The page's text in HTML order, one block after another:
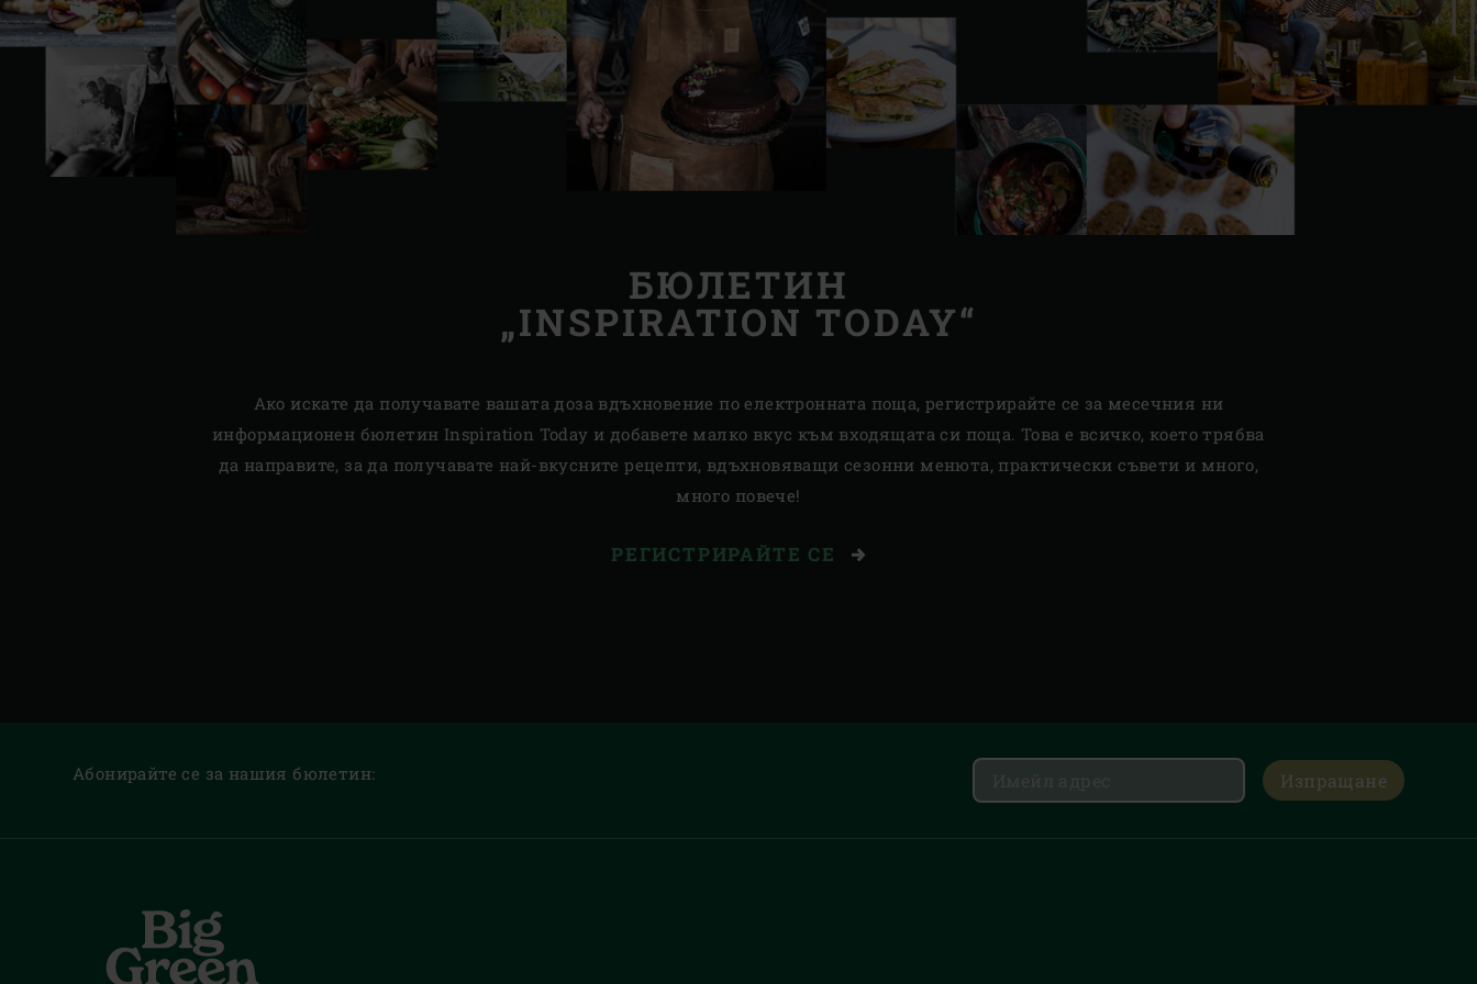
БЮЛЕТИН
„INSPIRATION TODAY“
Ако искате да получавате вашата доза вдъхновение по електронната поща, регистрирайте се за месечния ни
информационен бюлетин Inspiration Today и добавете малко вкус към входящата си поща. Това е всичко, което трябва
да направите, за да получавате най-вкусните рецепти, вдъхновяващи сезонни менюта, практически съвети и много,
много повече!
РЕГИСТРИРАЙТЕ СЕ
Абонирайте се за нашия бюлетин: Изпращане